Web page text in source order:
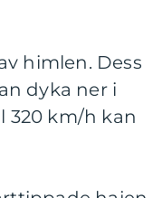
himlen. Dess
dyka ner i
320 km/h kan